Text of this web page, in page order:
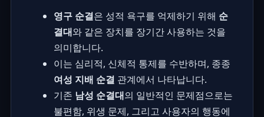
영구 순결은 성적 욕구를 억제하기 위해 순
결대와 같은 장치를 장기간 사용하는 것을
의미합니다.
이는 심리적, 신체적 통제를 수반하며, 종종
여성 지배 순결 관계에서 나타납니다.
기존 남성 순결대의 일반적인 문제점으로는
불편함, 위생 문제, 그리고 사용자의 행동에